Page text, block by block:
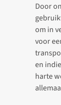
Door
om in
voor
en
harte